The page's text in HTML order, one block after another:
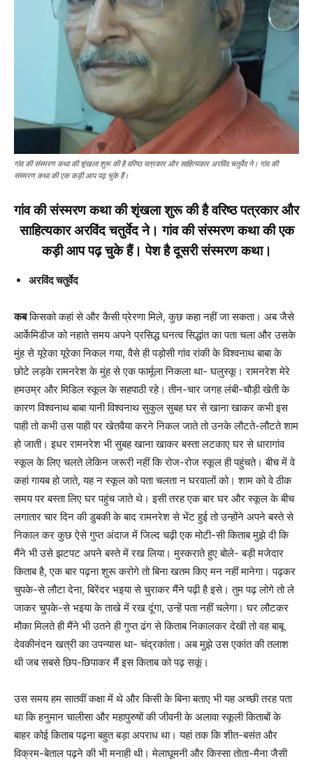
गांव की संस्मरण कथा की शृंखला शुरू की है वरिष्ठ पत्रकार और साहित्यकार अरविंद चतुर्वेद ने। गांव की
संस्मरण कथा की एक कड़ी आप पढ़ चुके हैं।
गांव की संस्मरण कथा की शृंखला शुरू की है वरिष्ठ पत्रकार और
साहित्यकार अरविंद चतुर्वेद ने। गांव की संस्मरण कथा की एक
कड़ी आप पढ़ चुके हैं। पेश है दूसरी संस्मरण कथा।
अरविंद चतुर्वेद
कबकिसको कहां से और कैसी प्रेरणा मिले, कुछ कहा नहीं जा सकता। अब जैसे
आर्केमिडीज को नहाते समय अपने प्रसिद्ध घनत्व सिद्धांत का पता चला और उसके
मुंह से यूरेका यूरेका निकल गया, वैसे ही पड़ोसी गांव रांकी के विश्वनाथ बाबा के
छोटे लड़के रामनरेश के मुंह से एक फार्मूला निकला था- घलुस्कू। रामनरेश मेरे
हमउम्र और मिडिल स्कूल के सहपाठी रहे। तीन-चार जगह लंबी-चौड़ी खेती के
कारण विश्वनाथ बाबा यानी विश्वनाथ सुकुल सुबह घर से खाना खाकर कभी इस
पाही तो कभी उस पाही पर खेतवैया करने निकल जाते तो उनके लौटते-लौटते शाम
हो जाती। इधर रामनरेश भी सुबह खाना खाकर बस्ता लटकाए घर से धारागांव
स्कूल के लिए चलते लेकिन जरूरी नहीं कि रोज-रोज स्कूल ही पहुंचते। बीच में वे
कहां गायब हो जाते, यह न स्कूल को पता चलता न घरवालों को। शाम को वे ठीक
समय पर बस्ता लिए घर पहुंच जाते थे। इसी तरह एक बार घर और स्कूल के बीच
लगातार चार दिन की डुबकी के बाद रामनरेश से भेंट हुई तो उन्होंने अपने बस्ते से
निकाल कर कुछ ऐसे गुप्त अंदाज में जिल्द चढ़ी एक मोटी-सी किताब मुझे दी कि
मैंने भी उसे झटपट अपने बस्ते में रख लिया। मुस्कराते हुए बोले- बड़ी मजेदार
किताब है, एक बार पढ़ना शुरू करोगे तो बिना खतम किए मन नहीं मानेगा। पढ़कर
चुपके-से लौटा देना, बिरेंदर भइया से चुराकर मैंने पढ़ी है इसे। तुम पढ़ लोगे तो ले
जाकर चुपके-से भइया के ताखे में रख दूंगा, उन्हें पता नहीं चलेगा। घर लौटकर
मौका मिलते ही मैंने भी उतने ही गुप्त ढंग से किताब निकालकर देखी तो वह बाबू
देवकीनंदन खत्री का उपन्यास था- चंद्रकांता। अब मुझे उस एकांत की तलाश
थी जब सबसे छिप-छिपाकर मैं इस किताब को पढ़ सकूं।
उस समय हम सातवीं कक्षा में थे और किसी के बिना बताए भी यह अच्छी तरह पता
था कि हनुमान चालीसा और महापुरुषों की जीवनी के अलावा स्कूली किताबों के
बाहर कोई किताब पढ़ना बहुत बड़ा अपराध था। यहां तक कि शीत-बसंत और
विक्रम-बेताल पढ़ने की भी मनाही थी। मेलाघूमनी और किस्सा तोता-मैना जैसी